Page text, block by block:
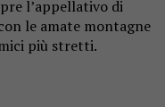
l’appellativo di
le amate montagne
più stretti.